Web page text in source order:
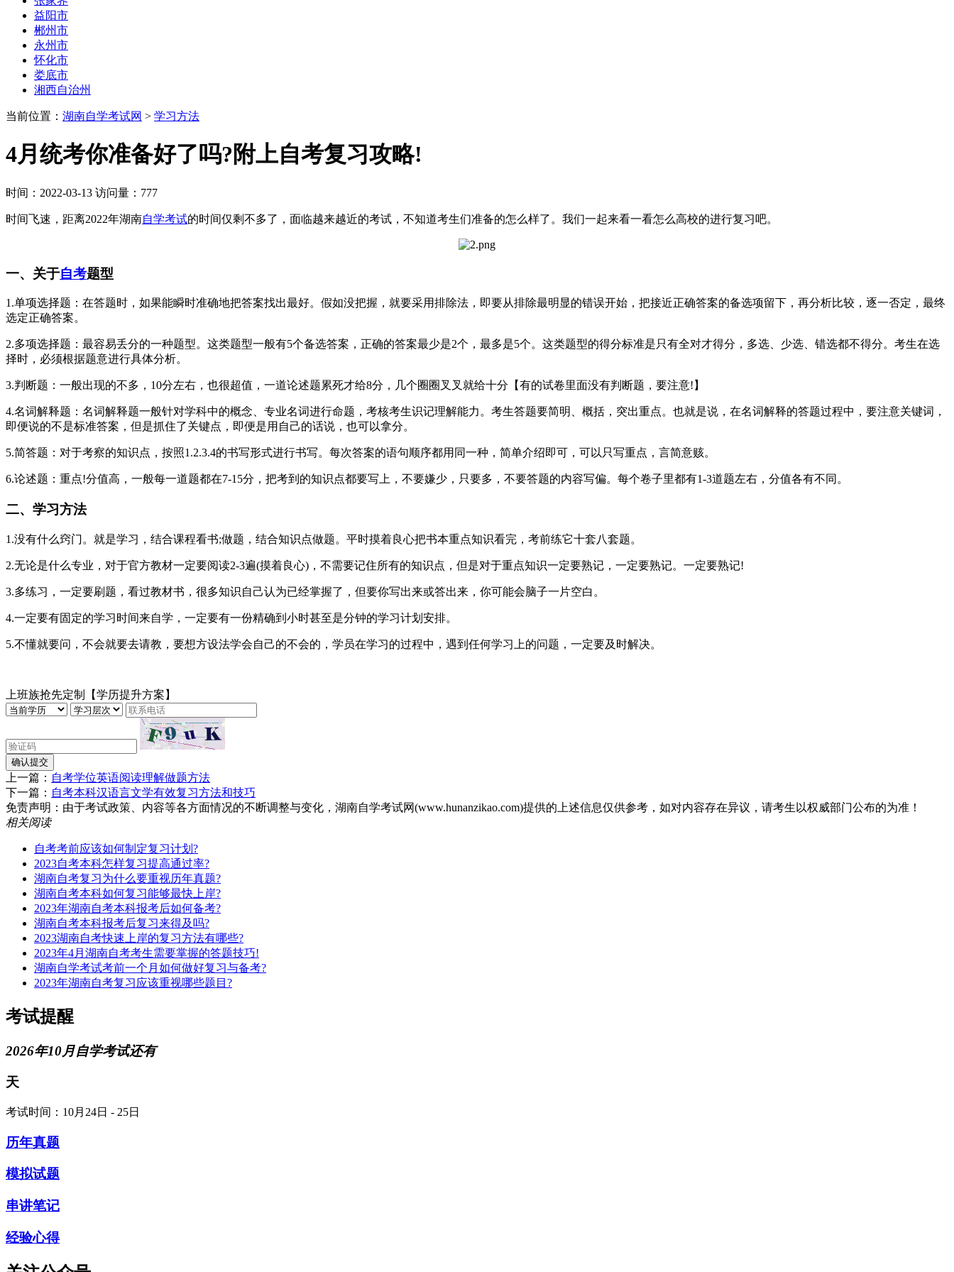
益阳市
郴州市
永州市
怀化市
娄底市
湘西自治州
当前位置： 湖南自学考试网 > 学习方法
4月统考你准备好了吗?附上自考复习攻略!
时间：2022-03-13 访问量：777
时间飞速，距离2022年湖南自学考试的时间仅剩不多了，面临越来越近的考试，不知道考生们准备的怎么样了。我们一起来看一看怎么高校的进行复习吧。
一、关于自考题型
1.单项选择题：在答题时，如果能瞬时准确地把答案找出最好。假如没把握，就要采用排除法，即要从排除最明显的错误开始，把接近正确答案的备选项留下，再分析比较，逐一否定，最终
选定正确答案。
2.多项选择题：最容易丢分的一种题型。这类题型一般有5个备选答案，正确的答案最少是2个，最多是5个。这类题型的得分标准是只有全对才得分，多选、少选、错选都不得分。考生在选
择时，必须根据题意进行具体分析。
3.判断题：一般出现的不多，10分左右，也很超值，一道论述题累死才给8分，几个圈圈叉叉就给十分【有的试卷里面没有判断题，要注意!】
4.名词解释题：名词解释题一般针对学科中的概念、专业名词进行命题，考核考生识记理解能力。考生答题要简明、概括，突出重点。也就是说，在名词解释的答题过程中，要注意关键词，
即便说的不是标准答案，但是抓住了关键点，即便是用自己的话说，也可以拿分。
5.简答题：对于考察的知识点，按照1.2.3.4的书写形式进行书写。每次答案的语句顺序都用同一种，简单介绍即可，可以只写重点，言简意赅。
6.论述题：重点!分值高，一般每一道题都在7-15分，把考到的知识点都要写上，不要嫌少，只要多，不要答题的内容写偏。每个卷子里都有1-3道题左右，分值各有不同。
二、学习方法
1.没有什么窍门。就是学习，结合课程看书;做题，结合知识点做题。平时摸着良心把书本重点知识看完，考前练它十套八套题。
2.无论是什么专业，对于官方教材一定要阅读2-3遍(摸着良心)，不需要记住所有的知识点，但是对于重点知识一定要熟记，一定要熟记。一定要熟记!
3.多练习，一定要刷题，看过教材书，很多知识自己认为已经掌握了，但要你写出来或答出来，你可能会脑子一片空白。
4.一定要有固定的学习时间来自学，一定要有一份精确到小时甚至是分钟的学习计划安排。
5.不懂就要问，不会就要去请教，要想方设法学会自己的不会的，学员在学习的过程中，遇到任何学习上的问题，一定要及时解决。
上班族抢先定制【学历提升方案】
确认提交
上一篇： 自考学位英语阅读理解做题方法
下一篇： 自考本科汉语言文学有效复习方法和技巧
免责声明：由于考试政策、内容等各方面情况的不断调整与变化，湖南自学考试网(www.hunanzikao.com)提供的上述信息仅供参考，如对内容存在异议，请考生以权威部门公布的为准！
相关阅读
自考考前应该如何制定复习计划?
2023自考本科怎样复习提高通过率?
湖南自考复习为什么要重视历年真题?
湖南自考本科如何复习能够最快上岸?
2023年湖南自考本科报考后如何备考?
湖南自考本科报考后复习来得及吗?
2023湖南自考快速上岸的复习方法有哪些?
2023年4月湖南自考考生需要掌握的答题技巧!
湖南自学考试考前一个月如何做好复习与备考?
2023年湖南自考复习应该重视哪些题目?
考试提醒
2026年10月自学考试还有
天
考试时间：10月24日 - 25日
历年真题
模拟试题
串讲笔记
经验心得